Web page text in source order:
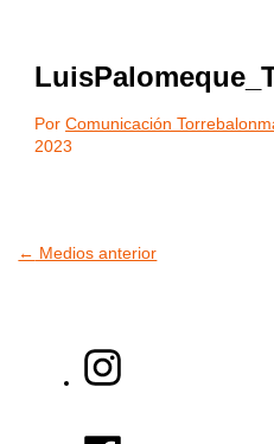
PorComunicación
2023
← Medios anterior